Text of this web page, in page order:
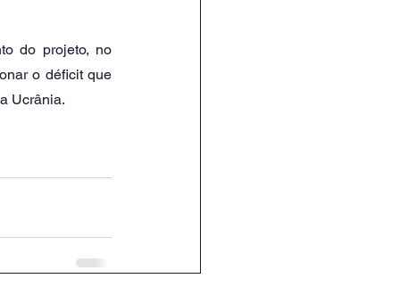
do projeto, no
o déficit que
Ucrânia.